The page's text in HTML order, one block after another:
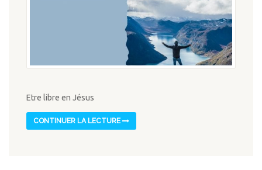
Etre libre en Jésus
CONTINUER LA LECTURE